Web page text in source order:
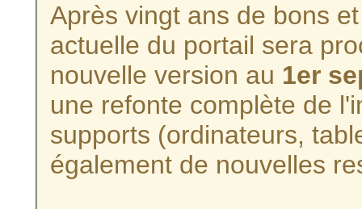
Après vingt ans de bons
actuelle du portail sera
nouvelle version au 1er
une refonte complète de
supports (ordinateurs,
également de nouvelles